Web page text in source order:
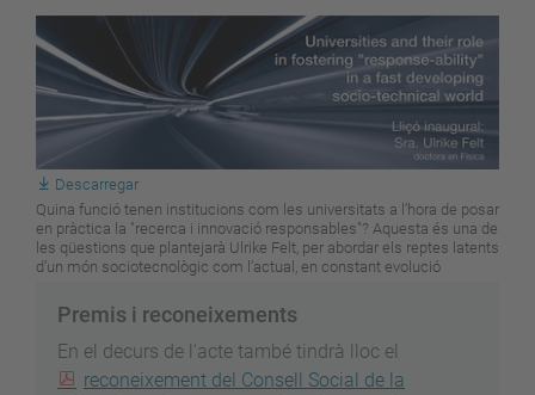
Descarregar
Quina funció tenen institucions com les universitats a l’hora de posar
en pràctica la "recerca i innovació responsables"? Aquesta és una de
les qüestions que plantejarà Ulrike Felt, per abordar els reptes latents
d’un món sociotecnològic com l’actual, en constant evolució
Premis i reconeixements
En el decurs de l'acte també tindrà lloc el
reconeixement del Consell Social de la